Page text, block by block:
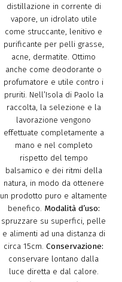
distillazione in corrente di
vapore, un idrolato utile
come struccante, lenitivo e
purificante per pelli grasse,
acne, dermatite. Ottimo
anche come deodorante o
profumatore e utile contro i
pruriti. Nell’Isola di Paolo la
raccolta, la selezione e la
lavorazione vengono
effettuate completamente a
mano e nel completo
rispetto del tempo
balsamico e dei ritmi della
natura, in modo da ottenere
un prodotto puro e altamente
benefico. Modalità d’uso:
spruzzare su superfici, pelle
e alimenti ad una distanza di
circa 15cm. Conservazione:
conservare lontano dalla
luce diretta e dal calore.